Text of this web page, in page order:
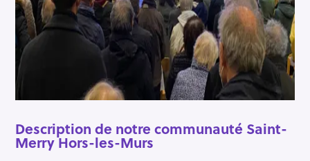
Description de notre communauté Saint-
Merry Hors-les-Murs